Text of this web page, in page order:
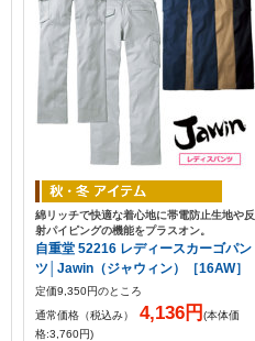
綿リッチで快適な着心地に帯電防止生地や反
射パイピングの機能をプラスオン。
自重堂 52216 レディースカーゴパン
ツ│Jawin（ジャウィン）［16AW］
定価9,350円のところ
通常価格（税込み）
4,136円(本体価
格:3,760円)